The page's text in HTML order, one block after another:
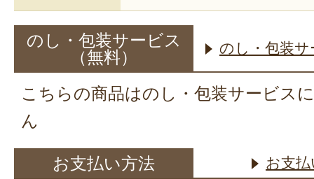
のし・包装サービス
（無料）
のし・包装
こちらの商品はのし・包装サービス
ん
お支払い方法 お支